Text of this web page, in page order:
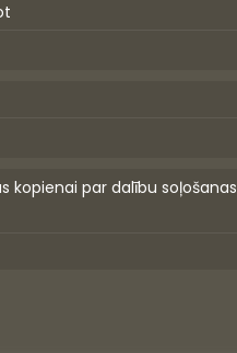
kopienai par dalību soļošanas